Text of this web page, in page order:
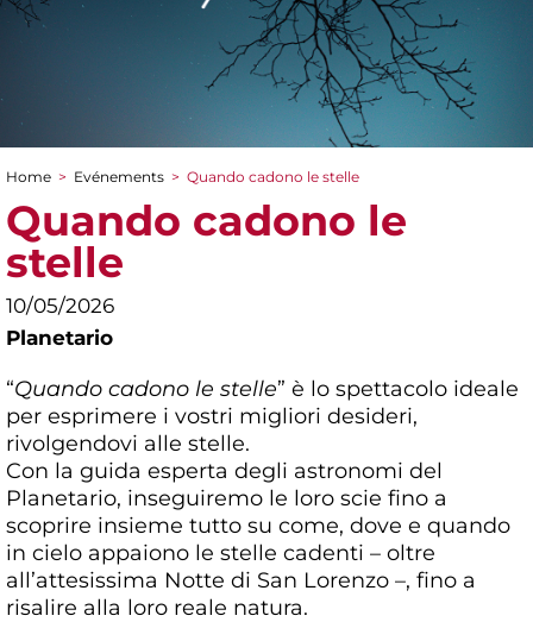
You are here
Home > Evénements > Quando cadono le stelle
Quando cadono le
stelle
10/05/2026
Planetario
“Quando cadono le stelle” è lo spettacolo ideale
per esprimere i vostri migliori desideri,
rivolgendovi alle stelle.
Con la guida esperta degli astronomi del
Planetario, inseguiremo le loro scie fino a
scoprire insieme tutto su come, dove e quando
in cielo appaiono le stelle cadenti – oltre
all’attesissima Notte di San Lorenzo –, fino a
risalire alla loro reale natura.